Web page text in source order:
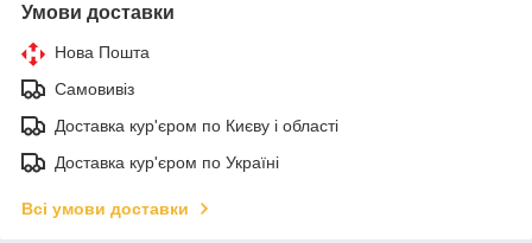
Умови доставки
Нова Пошта
Самовивіз
Доставка кур'єром по Києву і області
Доставка кур'єром по Україні
Всі умови доставки